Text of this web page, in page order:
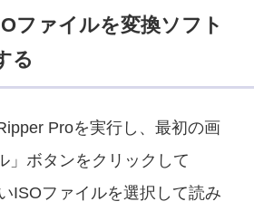
ファイルを変換ソフト
る
Proを実行し、最初の画
」ボタンをクリックして
ISOファイルを選択して読み